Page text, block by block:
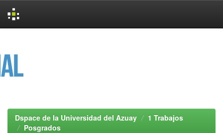
Dspace de la Universidad del Azuay
1 Trabajos
Posgrados